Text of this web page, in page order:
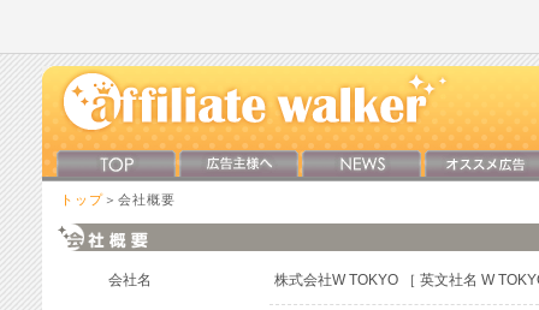
トップ ＞会社概要
会社名 株式会社W TOKYO ［ 英文社名 W